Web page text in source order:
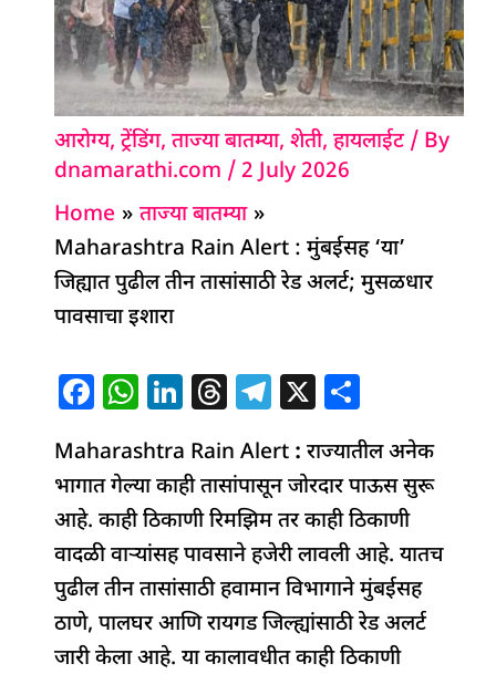
आरोग्य,ट्रेंडिंग,ताज्या बातम्या,शेती,हायलाईट/ By
dnamarathi.com /2 July 2026
Home
ताज्या बातम्या
Maharashtra Rain Alert : मुंबईसह ‘या’
जिह्यात पुढील तीन तासांसाठी रेड अलर्ट; मुसळधार
पावसाचा इशारा
F
c
e
b
o
o
k
W
at
s
A
p
p
Li
k
e
dI
n
T
re
a
d
s
T
e
g
ra
m
X
h
ar
e
Maharashtra Rain Alert : राज्यातील अनेक
भागात गेल्या काही तासांपासून जोरदार पाऊस सुरू
आहे. काही ठिकाणी रिमझिम तर काही ठिकाणी
वादळी वाऱ्यांसह पावसाने हजेरी लावली आहे. यातच
पुढील तीन तासांसाठी हवामान विभागाने मुंबईसह
ठाणे, पालघर आणि रायगड जिल्ह्यांसाठी रेड अलर्ट
जारी केला आहे. या कालावधीत काही ठिकाणी